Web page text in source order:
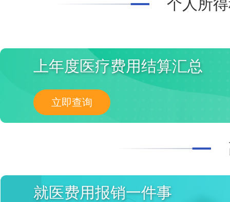
个人所
上年度医疗费用结算汇总
立即查询
就医费用报销一件事